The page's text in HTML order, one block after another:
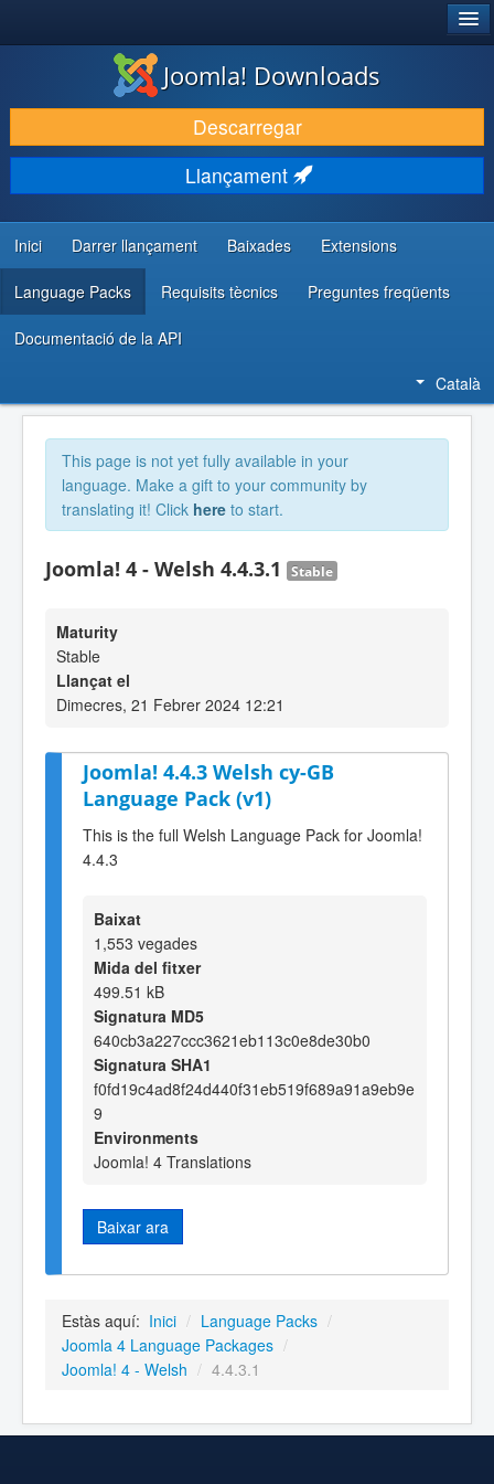
DESCARREGA & AMPLIA
DESCOBRIR & APRENDRE
COMUNITAT & SUPORT
RECURSOS PER DESENVOLUPADORS/ES
Joomla! Downloads
Descarregar
Llançament
Inici Darrer llançament Baixades Extensions
Language Packs Requisits tècnics Preguntes freqüents
Documentació de la API
Català
This page is not yet fully available in your
language. Make a gift to your community by
translating it! Click here to start.
Joomla! 4 - Welsh 4.4.3.1 Stable
Maturity
Stable
Llançat el
Dimecres, 21 Febrer 2024 12:21
Joomla! 4.4.3 Welsh cy-GB
Language Pack (v1)
This is the full Welsh Language Pack for Joomla!
4.4.3
Baixat
1,553 vegades
Mida del fitxer
499.51 kB
Signatura MD5
640cb3a227ccc3621eb113c0e8de30b0
Signatura SHA1
f0fd19c4ad8f24d440f31eb519f689a91a9eb9e
9
Environments
Joomla! 4 Translations
Baixar ara
Estàs aquí: Inici / Language Packs /
Joomla 4 Language Packages /
Joomla! 4 - Welsh / 4.4.3.1